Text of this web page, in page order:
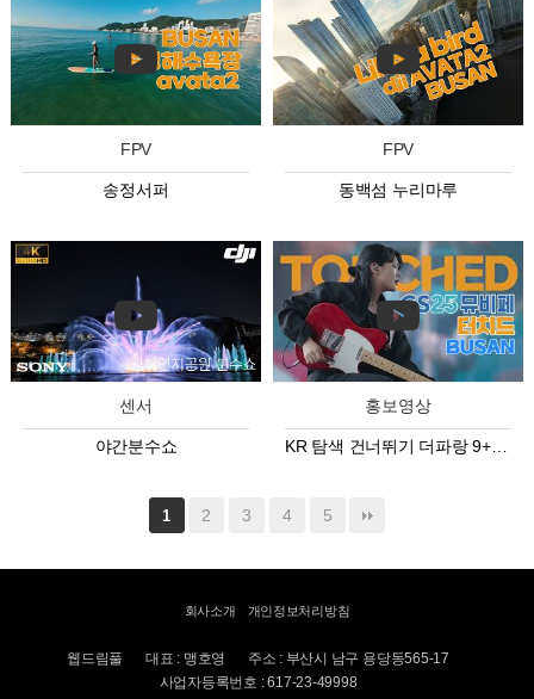
FPV
송정서퍼
FPV
동백섬 누리마루
센서
야간분수쇼
홍보영상
1 2 3 4 5
회사소개 개인정보처리방침
웹드림풀 대표 : 맹호영
주소 : 부산시 남구 용당동565-17
사업자등록번호 : 617-23-49998